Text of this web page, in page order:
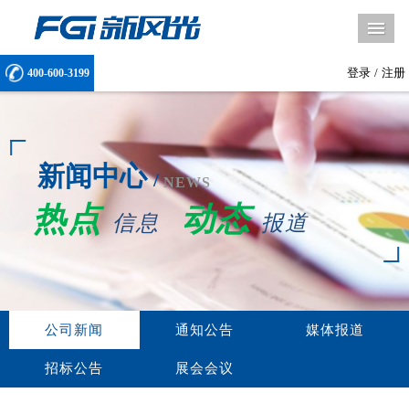
登录 / 注册
400-600-3199
新闻中心 / NEWS
热点 信息 动态 报道
公司新闻 通知公告 媒体报道
招标公告 展会会议